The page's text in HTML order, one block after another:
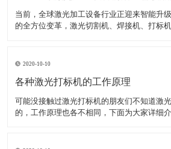
当前，全球激光加工设备行业正迎来智能升
的全方位变革，激光切割机、焊接机、打标
达380亿美元，年均增长率稳定在7.5%以上，
2020-10-10
各种激光打标机的工作原理
可能没接触过激光打标机的朋友们不知道激
的，工作原理也各不相同，下面为大家详细介
光，将激光能量放大后就形成对材料加工的激